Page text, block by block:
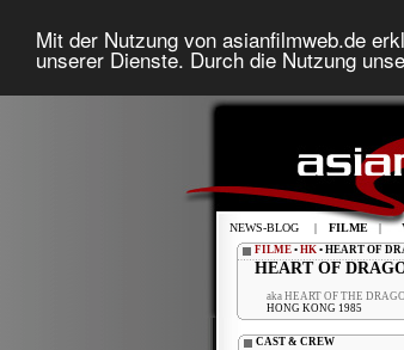
Mit der Nutzung von asianfilmweb.de
unserer Dienste. Durch die Nutzung
NEWS-BLOG | FILME |
FILME • HK • HEART OF
HEART OF
aka HEART OF THE
HONG KONG 1985
CAST & CREW